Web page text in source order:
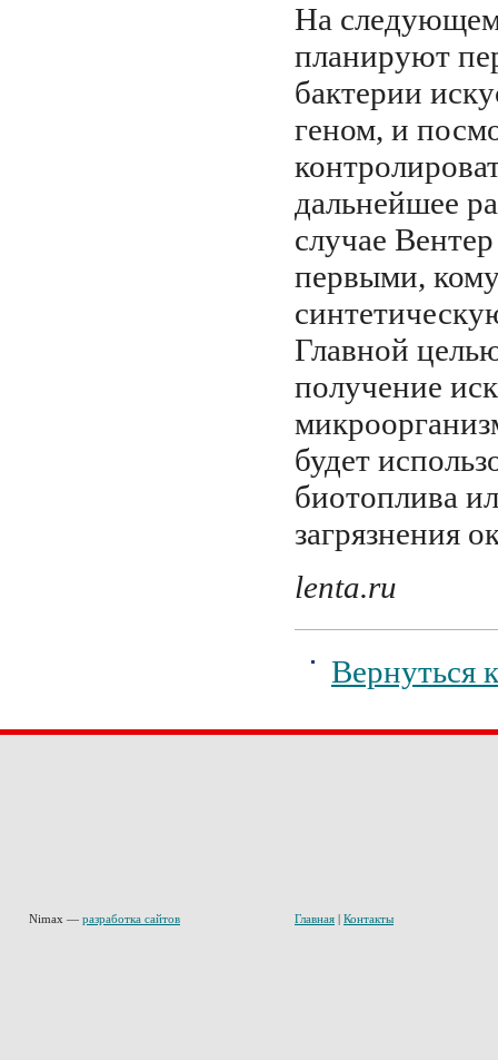
На
планируют
бактерии
геном, и
дальнейшее
случае
первыми, кому
Главной
получение
будет
биотоплива
загрязнения
lenta.ru
Вернуться
Nimax — разработка сайтов Главная | Контакты